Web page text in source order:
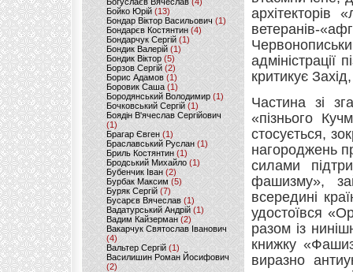
Бойко Юрій (13)
Бондар Віктор Васильович (1)
Бондарєв Костянтин (4)
Бондарчук Сергій(1)
Бондик Валерій (1)
Бондик Віктор(5)
Борзов Сергiй (2)
Борис Адамов(1)
Боровик Саша (1)
Бородянський Володимир (1)
Бочковський Сергій (1)
Боядін В'ячеслав Сергійович
(1)
Брагар Євген (1)
Браславський Руслан (1)
Бриль Костянтин (1)
Бродський Михайло (1)
Бубенчик Іван(2)
Бурбак Максим (5)
Буряк Сергій (7)
Бусарєв Вячеслав (1)
Вадатурський Андрій (1)
Вадим Кайзерман (2)
Вакарчук Святослав Іванович
(4)
Вальтер Сергій (1)
Василишин Роман Йосифович
(2)
архітекторів
ветеранів-
адміністрації
критикує
Частина зі
«пізнього
стосується,
нагороджень
силами
фашизму»,
всередині
удостоївся
разом із
книжку
виразно